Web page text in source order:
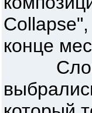
конце
Слово